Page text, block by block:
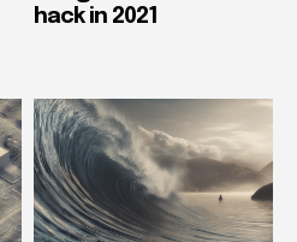
hack in 2021